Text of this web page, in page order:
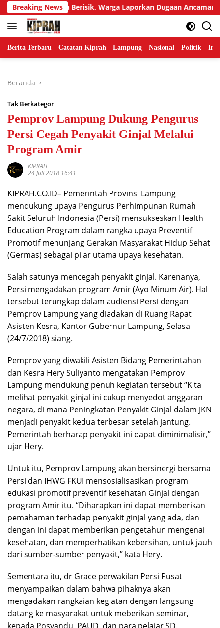
Langsung
ke
konten
Breaking News
Tetangga Berisik, Warga Laporkan Dugaan Ancaman
Berita Terbaru Catatan Kiprah Lampung Nasional Politik
Beranda
Tak Berkategori
Pemprov Lampung Dukung Pengurus
Persi Cegah Penyakit Ginjal Melalui
Program Amir
KIPRAH
24 Juli 2018 16:41
KIPRAH.CO.ID– Pemerintah Provinsi Lampung
mendukung upaya Pengurus Perhimpunan Rumah
Sakit Seluruh Indonesia (Persi) mensukseskan Health
Education Program dalam rangka upaya Preventif
Promotif menunjang Gerakan Masyarakat Hidup Sehat
(Germas) sebagai pilar utama upaya kesehatan.
Salah satunya mencegah penyakit ginjal. Karenanya,
Persi mengadakan program Amir (Ayo Minum Air). Hal
tersebut terungkap dalam audiensi Persi dengan
Pemprov Lampung yang diadakan di Ruang Rapat
Asisten Kesra, Kantor Gubernur Lampung, Selasa
(24/7/2018) siang.
Pemprov yang diwakili Asisten Bidang Pemerintahan
dan Kesra Hery Suliyanto mengatakan Pemprov
Lampung mendukung penuh kegiatan tersebut “Kita
melihat penyakit ginjal ini cukup menyedot anggaran
negara, di mana Peningkatan Penyakit Ginjal dalam JKN
menjadi penyakit kedua terbesar setelah jantung.
Pemerintah berharap penyakit ini dapat diminimalisir,”
ujar Hery.
Untuk itu, Pemprov Lampung akan bersinergi bersama
Persi dan IHWG FKUI mensosialisasikan program
edukasi promotif preventif kesehatan Ginjal dengan
program Amir itu. “Diharapkan ini dapat memberikan
pemahaman terhadap penyakit ginjal yang ada, dan
dengan ini dapat memberikan pengetahun mengenai
kesehatan, dan memperhatikan kebersihan, untuk jauh
dari sumber-sumber penyakit,” kata Hery.
Sementara itu, dr Grace perwakilan Persi Pusat
menyampaikan dalam bahwa pihaknya akan
mengadakan rangkaian kegiatan dengan langsung
datang ke masyarakat untuk meberikan seminar,
kepada Posyandu, PAUD, dan para pelajar SD.